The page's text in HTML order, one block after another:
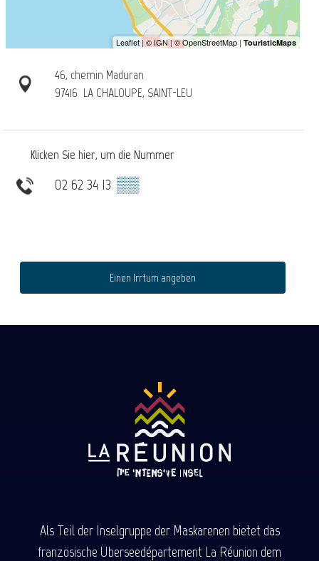
46, chemin Maduran
97416 LA CHALOUPE, SAINT-LEU
Klicken Sie hier, um die Nummer
02 62 34 13 ▒▒
Einen Irrtum angeben
Als Teil der Inselgruppe der Maskarenen bietet das
französische Überseedépartement La Réunion dem